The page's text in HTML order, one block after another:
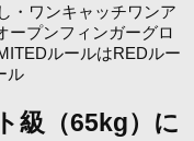
・ワンキャッチワンア
ープンフィンガーグロ
ルールはREDルー
ル
級（65kg）に